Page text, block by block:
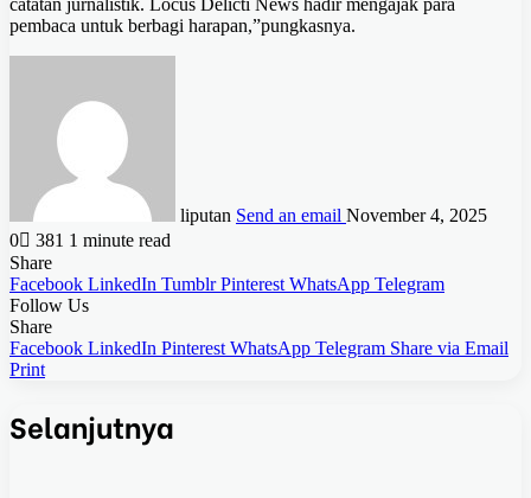
catatan jurnalistik. Locus Delicti News hadir mengajak para
pembaca untuk berbagi harapan,”pungkasnya.
liputan Send an email November 4, 2025
0
381 1 minute read
Share
Facebook LinkedIn Tumblr Pinterest WhatsApp Telegram
Follow Us
Share
Facebook LinkedIn Pinterest WhatsApp Telegram Share via Email
Print
Selanjutnya